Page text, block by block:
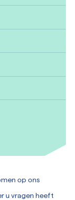
op ons
u vragen heeft